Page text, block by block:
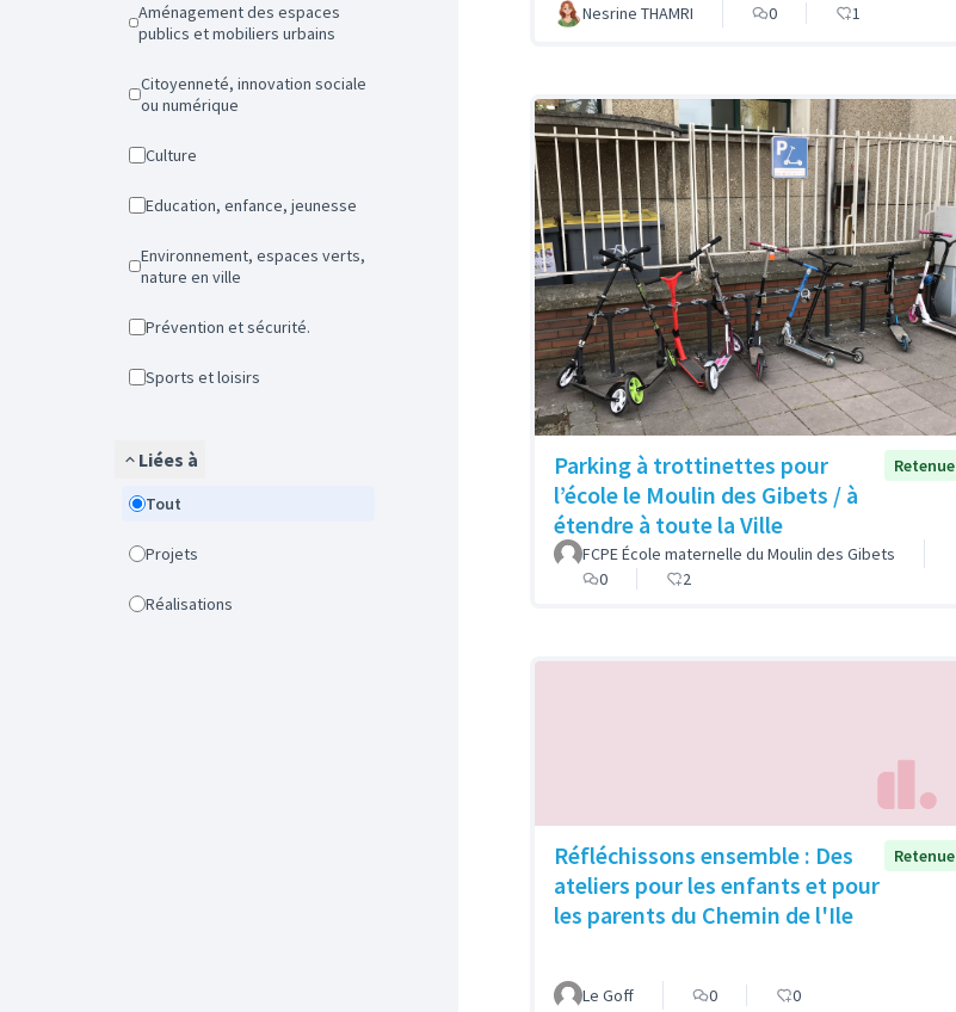
Aménagement des espaces
publics et mobiliers urbains
Citoyenneté, innovation sociale
ou numérique
Culture
Education, enfance, jeunesse
Environnement, espaces verts,
nature en ville
Prévention et sécurité.
Sports et loisirs
Liées à
Tout
Projets
Réalisations
Nesrine THAMRI 0 1
Parking à trottinettes pour
l’école le Moulin des Gibets / à
étendre à toute la Ville
Retenue
FCPE École maternelle du Moulin des Gibets
0
2
Réfléchissons ensemble : Des
ateliers pour les enfants et pour
les parents du Chemin de l'Ile
Retenue
Le Goff 0 0